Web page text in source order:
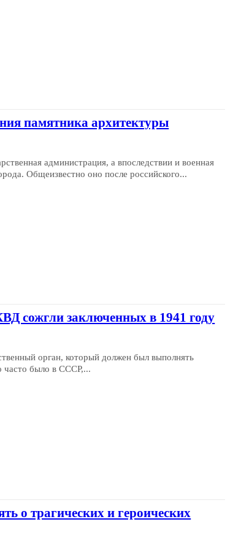
памятника архитектуры
администрация, а впоследствии и военная
Общеизвестно оно после российского...
сожгли заключенных в 1941 году
орган, который должен был выполнять
часто было в СССР,...
о трагических и героических